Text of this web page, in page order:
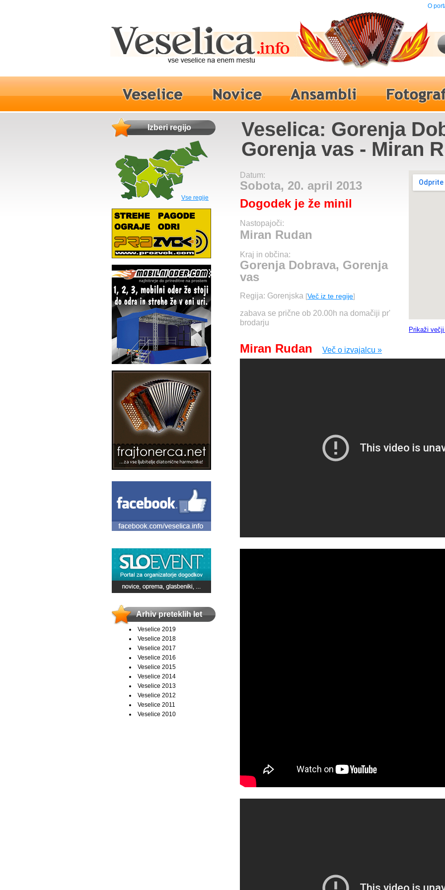
O
Izberi regijo
Vse regije
Arhiv preteklih let
Veselice 2019
Veselice 2018
Veselice 2017
Veselice 2016
Veselice 2015
Veselice 2014
Veselice 2013
Veselice 2012
Veselice 2011
Veselice 2010
Veselica: Gorenja
Gorenja vas - Miran
Prikaži
Datum:
Sobota, 20. april 2013
Dogodek je že minil
Nastopajoči:
Miran Rudan
Kraj in občina:
Gorenja Dobrava, Gorenja
vas
Regija: Gorenjska [Več iz te regije]
zabava se prične ob 20.00h na domačiji pr'
brodarju
Miran Rudan Več o izvajalcu »